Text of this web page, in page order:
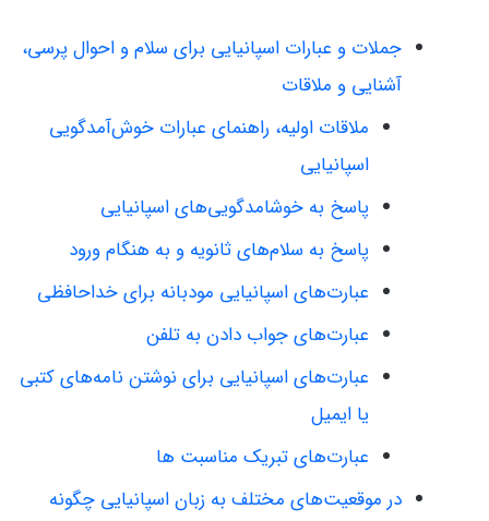
جملات و عبارات اسپانیایی برای سلام و احوال پرسی،
آشنایی و ملاقات
ملاقات اولیه، راهنمای عبارات خوش‌آمدگویی
اسپانیایی
پاسخ به خوشامدگویی‌های اسپانیایی
پاسخ به سلام‌های ثانویه و به هنگام ورود
عبارت‌های اسپانیایی مودبانه برای خداحافظی
عبارت‌های جواب دادن به تلفن
عبارت‌های اسپانیایی برای نوشتن نامه‌های کتبی
یا ایمیل
عبارت‌های تبریک مناسبت ها
در موقعیت‌های مختلف به زبان اسپانیایی چگونه